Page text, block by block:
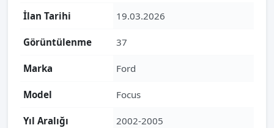
İlan Tarihi 19.03.2026
Görüntülenme 37
Marka Ford
Model Focus
Yıl Aralığı 2002-2005